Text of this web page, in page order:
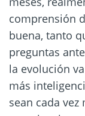
comprensión
buena, tanto
preguntas
la evolución
más
sean cada